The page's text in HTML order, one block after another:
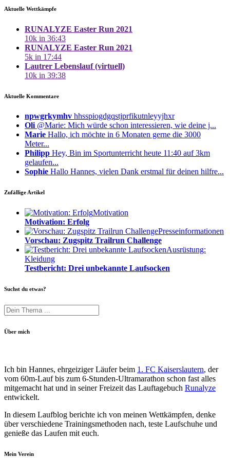
Aktuelle Wettkämpfe
RUNALYZE Easter Run 2021
10k in 36:43
RUNALYZE Easter Run 2021
5k in 17:44
Lautrer Lebenslauf (virtuell)
10k in 39:38
Aktuelle Kommentare
npwgrkymhv hhsspiogdgqstjprfikutnleyyjhxr
Oli@Marie: Mich würde schon interessieren, wie deine j...
Marie Hallo, ich möchte in 6 Monaten gerne die 3000
Meter...
Philipp Hey, Bin im Sportunterricht heute 11:40 auf 3km
gelaufen...
Sophie Hallo Hannes, vielen Dank erstmal für deinen hilfre...
Zufällige Artikel
Motivation
Motivation: Erfolg
Presseinformationen
Vorschau: Zugspitz Trailrun Challenge
Ausrüstung:
Kleidung
Testbericht: Drei unbekannte Laufsocken
Suchst du etwas?
Über mich
Ich bin Hannes, ehrgeiziger Läufer beim 1. FC Kaiserslautern, der
vom 60m-Lauf bis zum 6-Stunden-Ultramarathon schon fast alles
mitgemacht hat und in seiner Freizeit das Lauftagebuch Runalyze
entwickelt.
In diesem Laufblog berichte ich von meinen Wettkämpfen, denke
über verschiedene Trainingsmethoden nach, teste Laufschuhe und
genieße das Laufen mit euch.
Mein Verein